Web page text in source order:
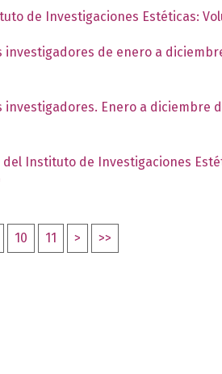
de Investigaciones Estéticas:
investigadores de enero a
investigadores. Enero a diciembre
del Instituto de Investigaciones
10 11 > >>